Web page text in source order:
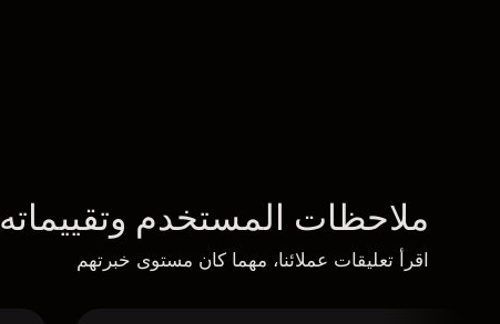
ملاحظات المستخدم وتقييماته
اقرأ تعليقات عملائنا، مهما كان مستوى خبرتهم